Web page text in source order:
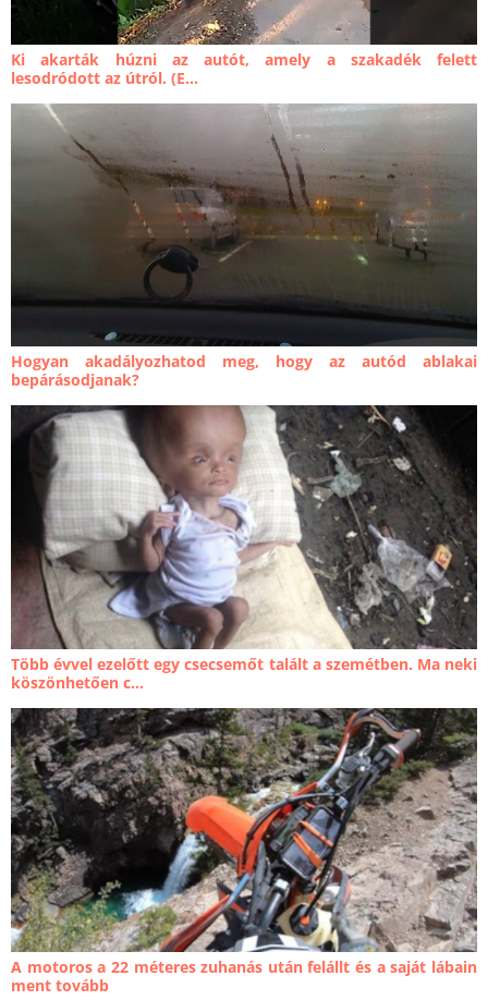
Ki akarták húzni az autót, amely a szakadék felett
lesodródott az útról. (E...
Hogyan akadályozhatod meg, hogy az autód ablakai
bepárásodjanak?
Több évvel ezelőtt egy csecsemőt talált a szemétben. Ma neki
köszönhetően c...
A motoros a 22 méteres zuhanás után felállt és a saját lábain
ment tovább